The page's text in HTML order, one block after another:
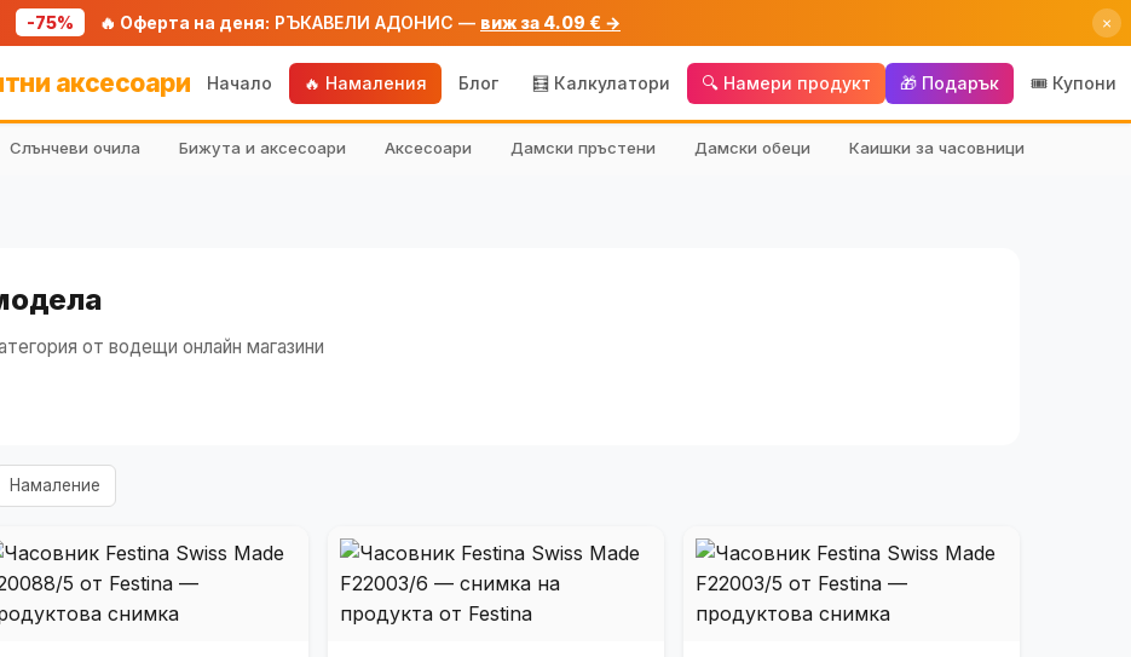
-75% 🔥 Оферта на деня: РЪКАВЕЛИ АДОНИС — виж за 4.09 € → ×
аксесоари Начало 🔥 Намаления Блог 🧮 Калкулатори 🔍 Намери продукт 🎁 Подарък 🎟️ Купони
Слънчеви очила Бижута и аксесоари Аксесоари Дамски пръстени Дамски обеци Каишки за часовници
от водещи онлайн магазини
Намаление